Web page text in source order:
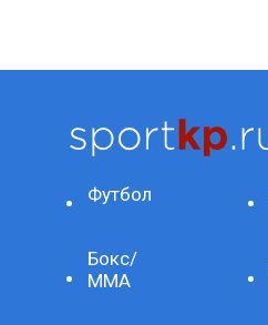
Футбол
Бокс/
ММА